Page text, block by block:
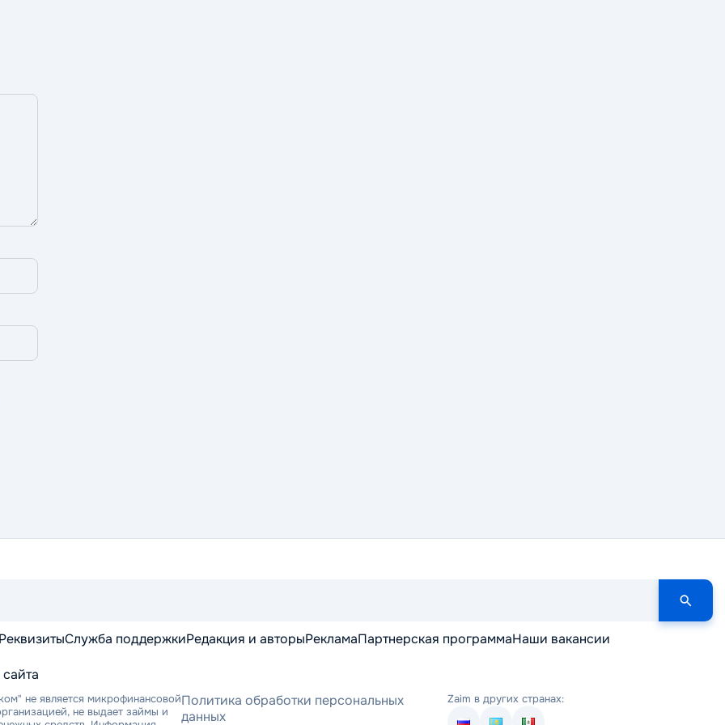
РеквизитыСлужба поддержкиРедакция и авторыРекламаПартнерская программаНаши вакансии
не является микрофинансовой
не выдает займы и
Политика обработки персональных
данных
Zaim в других странах: